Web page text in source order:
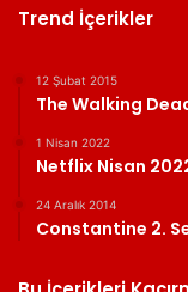
Trend İçerikler
12 Şubat 2015
The Walking
1 Nisan 2022
Netflix Nisan
24 Aralık 2014
Constantine 2.